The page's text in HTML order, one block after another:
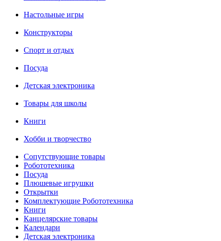
Настольные игры
Конструкторы
Спорт и отдых
Посуда
Детская электроника
Товары для школы
Книги
Хобби и творчество
Сопутствующие товары
Робототехника
Посуда
Плюшевые игрушки
Открытки
Комплектующие Робототехника
Книги
Канцелярские товары
Календари
Детская электроника